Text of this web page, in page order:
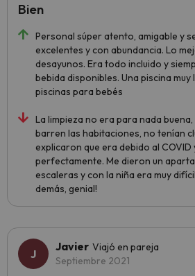
Personal súper atento, amigable y
excelentes y con abundancia. Lo
desayunos. Era todo incluido y
bebida disponibles. Una piscina muy
piscinas para bebés
La limpieza no era para nada
barren las habitaciones, no tenían
explicaron que era debido al COVID
perfectamente. Me dieron un
escaleras y con la niña era muy
demás, genial!
Bien
Javier Viajó en pareja
Septiembre 2021